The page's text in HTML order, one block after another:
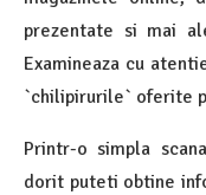
prezentate si mai
Examineaza cu
`chilipirurile` oferite
Printr-o simpla
dorit puteti obtine